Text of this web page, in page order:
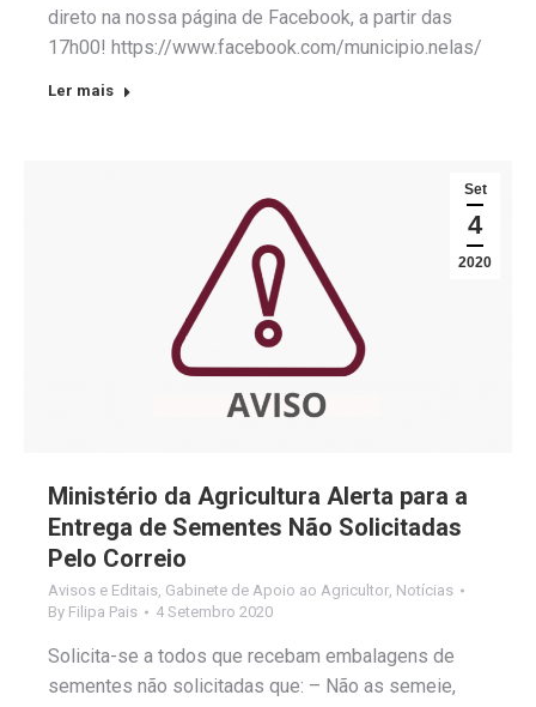
direto na nossa página de Facebook, a partir das
17h00! https://www.facebook.com/municipio.nelas/
Ler mais
Set
4
2020
Ministério da Agricultura Alerta para a
Entrega de Sementes Não Solicitadas
Pelo Correio
Avisos e Editais Gabinete de Apoio ao Agricultor Notícias
By Filipa Pais 4 Setembro 2020
Solicita-se a todos que recebam embalagens de
sementes não solicitadas que: – Não as semeie,